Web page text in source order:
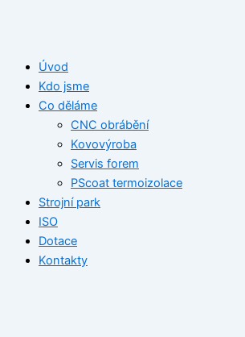
Úvod
Kdo jsme
Co děláme
CNC obrábění
Kovovýroba
Servis forem
PScoat termoizolace
Strojní park
ISO
Dotace
Kontakty